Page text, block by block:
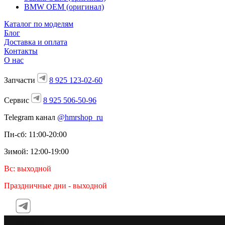
BMW OEM (оригинал)
Каталог по моделям
Блог
Доставка и оплата
Контакты
О нас
Запчасти 8 925 123-02-60
Сервис
8 925 506-50-96
Telegram канал @hmrshop_ru
Пн-сб: 11:00-20:00
Зимой: 12:00-19:00
Вс: выходной
Праздничные дни - выходной